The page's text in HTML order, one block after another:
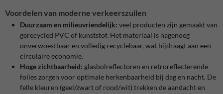
Voordelen van moderne verkeerszuilen
Duurzaam en milieuvriendelijk: veel producten zijn gemaakt van
gerecycled PVC of kunststof. Het materiaal is nagenoeg
onverwoestbaar en volledig recyclebaar, wat bijdraagt aan een
circulaire economie.
Hoge zichtbaarheid: glasbolreflectoren en retroreflecterende
folies zorgen voor optimale herkenbaarheid bij dag en nacht. De
felle kleuren (geel/zwart of rood/wit) trekken de aandacht en